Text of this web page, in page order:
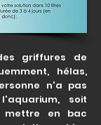
griffures de
hélas,
n'a pas
soit
en bac